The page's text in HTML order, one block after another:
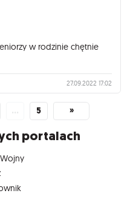
w rodzinie chętnie
27.09.2022 17:02
… 5 »
portalach